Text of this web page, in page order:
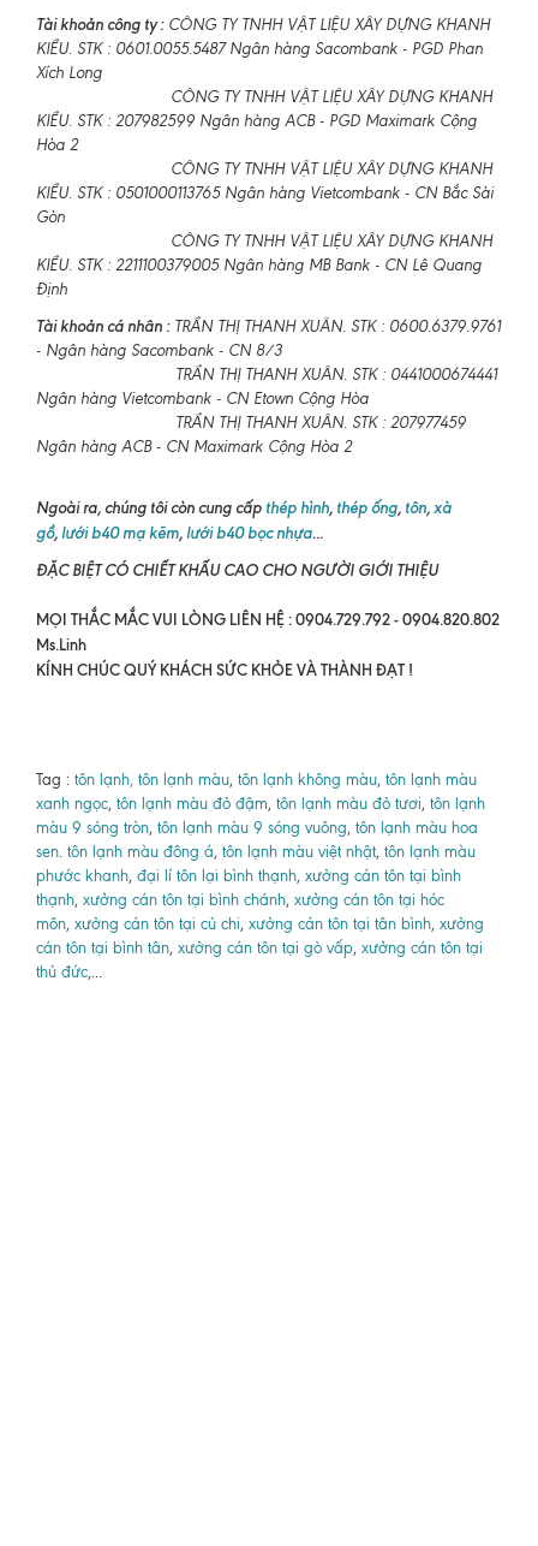
Tài khoản công ty :CÔNG TY TNHH VẬT LIỆU XÂY DỰNG KHANH
KIỀU. STK : 0601.0055.5487 Ngân hàng Sacombank - PGD Phan
Xích Long
CÔNG TY TNHH VẬT LIỆU XÂY DỰNG KHANH
KIỀU. STK : 207982599 Ngân hàng ACB - PGD Maximark Cộng
Hòa 2
CÔNG TY TNHH VẬT LIỆU XÂY DỰNG KHANH
KIỀU. STK : 0501000113765 Ngân hàng Vietcombank - CN Bắc Sài
Gòn
CÔNG TY TNHH VẬT LIỆU XÂY DỰNG KHANH
KIỀU. STK : 2211100379005 Ngân hàng MB Bank - CN Lê Quang
Định
Tài khoản cá nhân :TRẦN THỊ THANH XUÂN. STK : 0600.6379.9761
- Ngân hàng Sacombank - CN 8/3
TRẦN THỊ THANH XUÂN. STK : 0441000674441
Ngân hàng Vietcombank - CN Etown Cộng Hòa
TRẦN THỊ THANH XUÂN. STK : 207977459
Ngân hàng ACB - CN Maximark Cộng Hòa 2
Ngoài ra, chúng tôi còn cung cấp thép hình, thép ống, tôn, xà
gồ, lưới b40 mạ kẽm, lưới b40 bọc nhựa...
ĐẶC BIỆT CÓ CHIẾT KHẤU CAO CHO NGƯỜI GIỚI THIỆU
MỌI THẮC MẮC VUI LÒNG LIÊN HỆ : 0904.729.792 - 0904.820.802
Ms.Linh
KÍNH CHÚC QUÝ KHÁCH SỨC KHỎE VÀ THÀNH ĐẠT !
Tag : tôn lạnh, tôn lạnh màu, tôn lạnh không màu, tôn lạnh màu
xanh ngọc, tôn lạnh màu đỏ đậm, tôn lạnh màu đỏ tươi, tôn lạnh
màu 9 sóng tròn, tôn lạnh màu 9 sóng vuông, tôn lạnh màu hoa
sen tôn lạnh màu đông á, tôn lạnh màu việt nhật, tôn lạnh màu
phước khanh, đại lí tôn lại bình thạnh, xưởng cán tôn tại bình
thạnh, xưởng cán tôn tại bình chánh, xưởng cán tôn tại hóc
môn, xưởng cán tôn tại củ chi, xưởng cán tôn tại tân bình, xưởng
cán tôn tại bình tân, xưởng cán tôn tại gò vấp, xưởng cán tôn tại
thủ đức,...